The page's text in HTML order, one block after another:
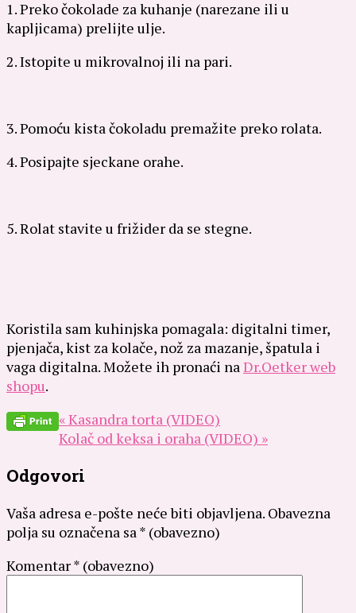
1. Preko čokolade za kuhanje (narezane ili u
kapljicama) prelijte ulje.
2. Istopite u mikrovalnoj ili na pari.
3. Pomoću kista čokoladu premažite preko rolata.
4. Posipajte sjeckane orahe.
5. Rolat stavite u frižider da se stegne.
Koristila sam kuhinjska pomagala: digitalni timer,
pjenjača, kist za kolače, nož za mazanje, špatula i
vaga digitalna. Možete ih pronaći naDr.Oetker web
shopu.
« Kasandra torta (VIDEO)
Kolač od keksa i oraha (VIDEO) »
Odgovori
Vaša adresa e-pošte neće biti objavljena. Obavezna
polja su označena sa* (obavezno)
Komentar* (obavezno)